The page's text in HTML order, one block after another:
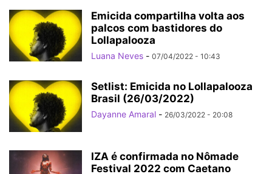
Emicida compartilha volta aos
palcos com bastidores do
Lollapalooza
Luana Neves - 07/04/2022 - 10:43
Setlist: Emicida no Lollapalooza
Brasil (26/03/2022)
Dayanne Amaral - 26/03/2022 - 20:08
IZA é confirmada no Nômade
Festival 2022 com Caetano